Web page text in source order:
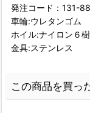
発注コード：131-
車輪:ウレタンゴム
ホイル:ナイロン６
金具:ステンレス
この商品を買っ